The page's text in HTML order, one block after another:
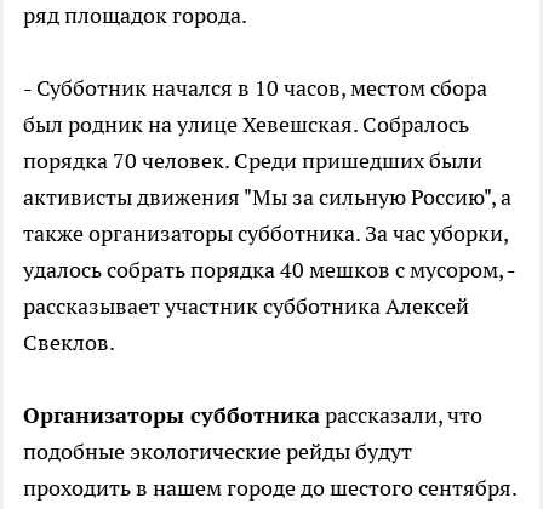
ряд площадок города.
- Субботник начался в 10 часов, местом сбора
был родник на улице Хевешская. Собралось
порядка 70 человек. Среди пришедших были
активисты движения "Мы за сильную Россию", а
также организаторы субботника. За час уборки,
удалось собрать порядка 40 мешков с мусором, -
рассказывает участник субботника Алексей
Свеклов.
Организаторы субботникарассказали, что
подобные экологические рейды будут
проходить в нашем городе до шестого сентября.